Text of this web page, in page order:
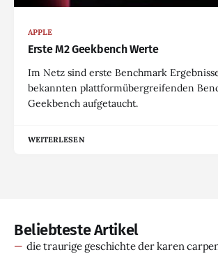
APPLE
Erste M2 Geekbench Werte
Im Netz sind erste Benchmark
bekannten plattformübergreifenden
Geekbench aufgetaucht.
WEITERLESEN
Beliebteste Artikel
die traurige geschichte der karen